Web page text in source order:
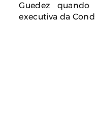
Guedez
executiva da